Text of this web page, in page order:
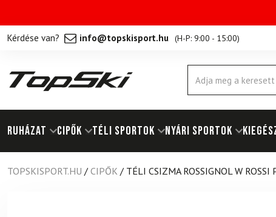
Kérdése van? info@topskisport.hu (H-P: 9:00 - 15:00)
Products
search
RUHÁZAT Cipők TÉLI SPORTOK NYÁRI SPORTOK
TOPSKISPORT.HU / CIPŐK / TÉLI CSIZMA ROSSIGNOL W